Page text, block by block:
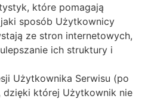
które pomagają
sposób Użytkownicy
ze stron internetowych,
ich struktury i
Użytkownika Serwisu (po
dzięki której Użytkownik nie